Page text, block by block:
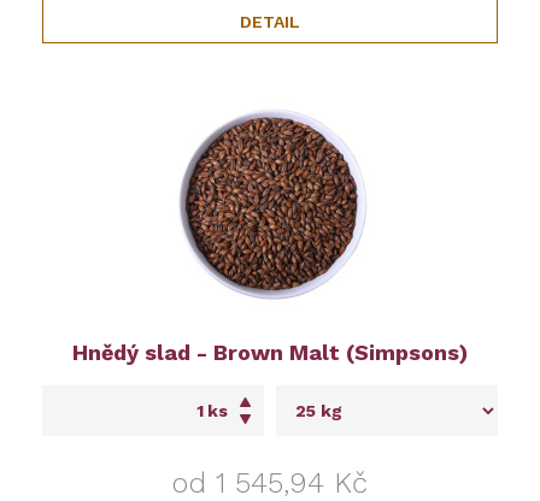
DETAIL
Hnědý slad - Brown Malt (Simpsons)
ks
od 1 545,94 Kč